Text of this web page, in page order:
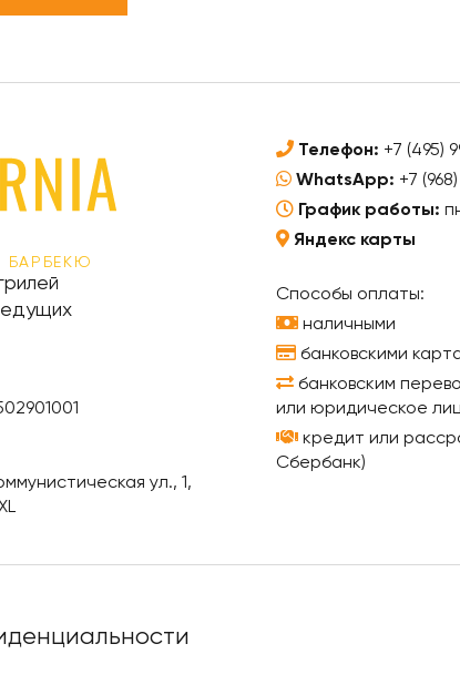
БАРБЕКЮ
ул., 1,
Телефон: +7 (495)
WhatsApp: +7
График работы:
Яндекс карты
Способы оплаты:
наличными
банковскими
банковским
или юридическое
кредит или
Сбербанк)